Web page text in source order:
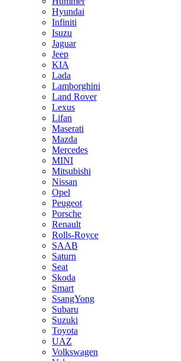
Hyundai
Infiniti
Isuzu
Jaguar
Jeep
KIA
Lada
Lamborghini
Land Rover
Lexus
Lifan
Maserati
Mazda
Mercedes
MINI
Mitsubishi
Nissan
Opel
Peugeot
Porsche
Renault
Rolls-Royce
SAAB
Saturn
Seat
Skoda
Smart
SsangYong
Subaru
Suzuki
Toyota
UAZ
Volkswagen